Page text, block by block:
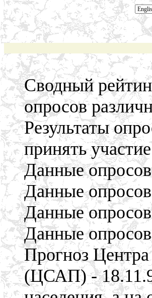
Сводный
опросов
Результаты
принять
Данные
Данные
Данные
Данные
Прогноз Центра
(ЦСАП) -